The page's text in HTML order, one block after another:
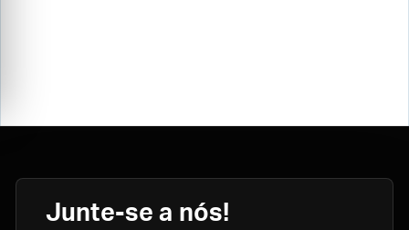
Junte-se a nós!